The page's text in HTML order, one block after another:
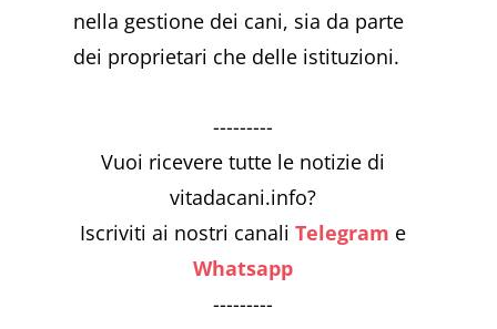
nella gestione dei cani, sia da parte
dei proprietari che delle istituzioni.
---------
Vuoi ricevere tutte le notizie di
vitadacani.info?
Iscriviti ai nostri canaliTelegram e
Whatsapp
---------